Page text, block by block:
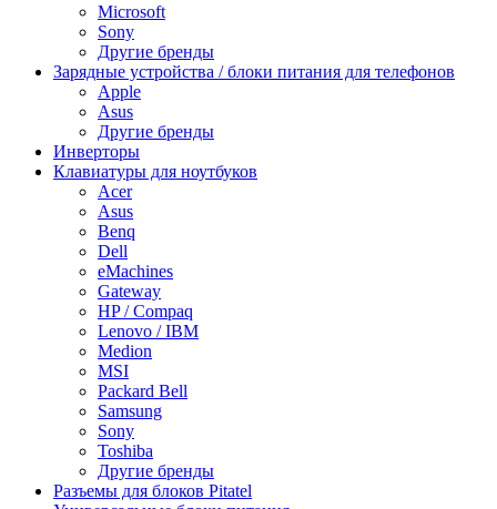
Microsoft
Sony
Другие бренды
Зарядные устройства / блоки питания для телефонов
Apple
Asus
Другие бренды
Инверторы
Клавиатуры для ноутбуков
Acer
Asus
Benq
Dell
eMachines
Gateway
HP / Compaq
Lenovo / IBM
Medion
MSI
Packard Bell
Samsung
Sony
Toshiba
Другие бренды
Разъемы для блоков Pitatel